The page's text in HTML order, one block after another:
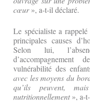
cœur», a-t-il déclaré.
Le spécialiste a
principales causes
Selon lui,
d’accompagnement
vulnérabilité des
avec les moyens du
qu’ils peuvent,
nutritionnellement», a-